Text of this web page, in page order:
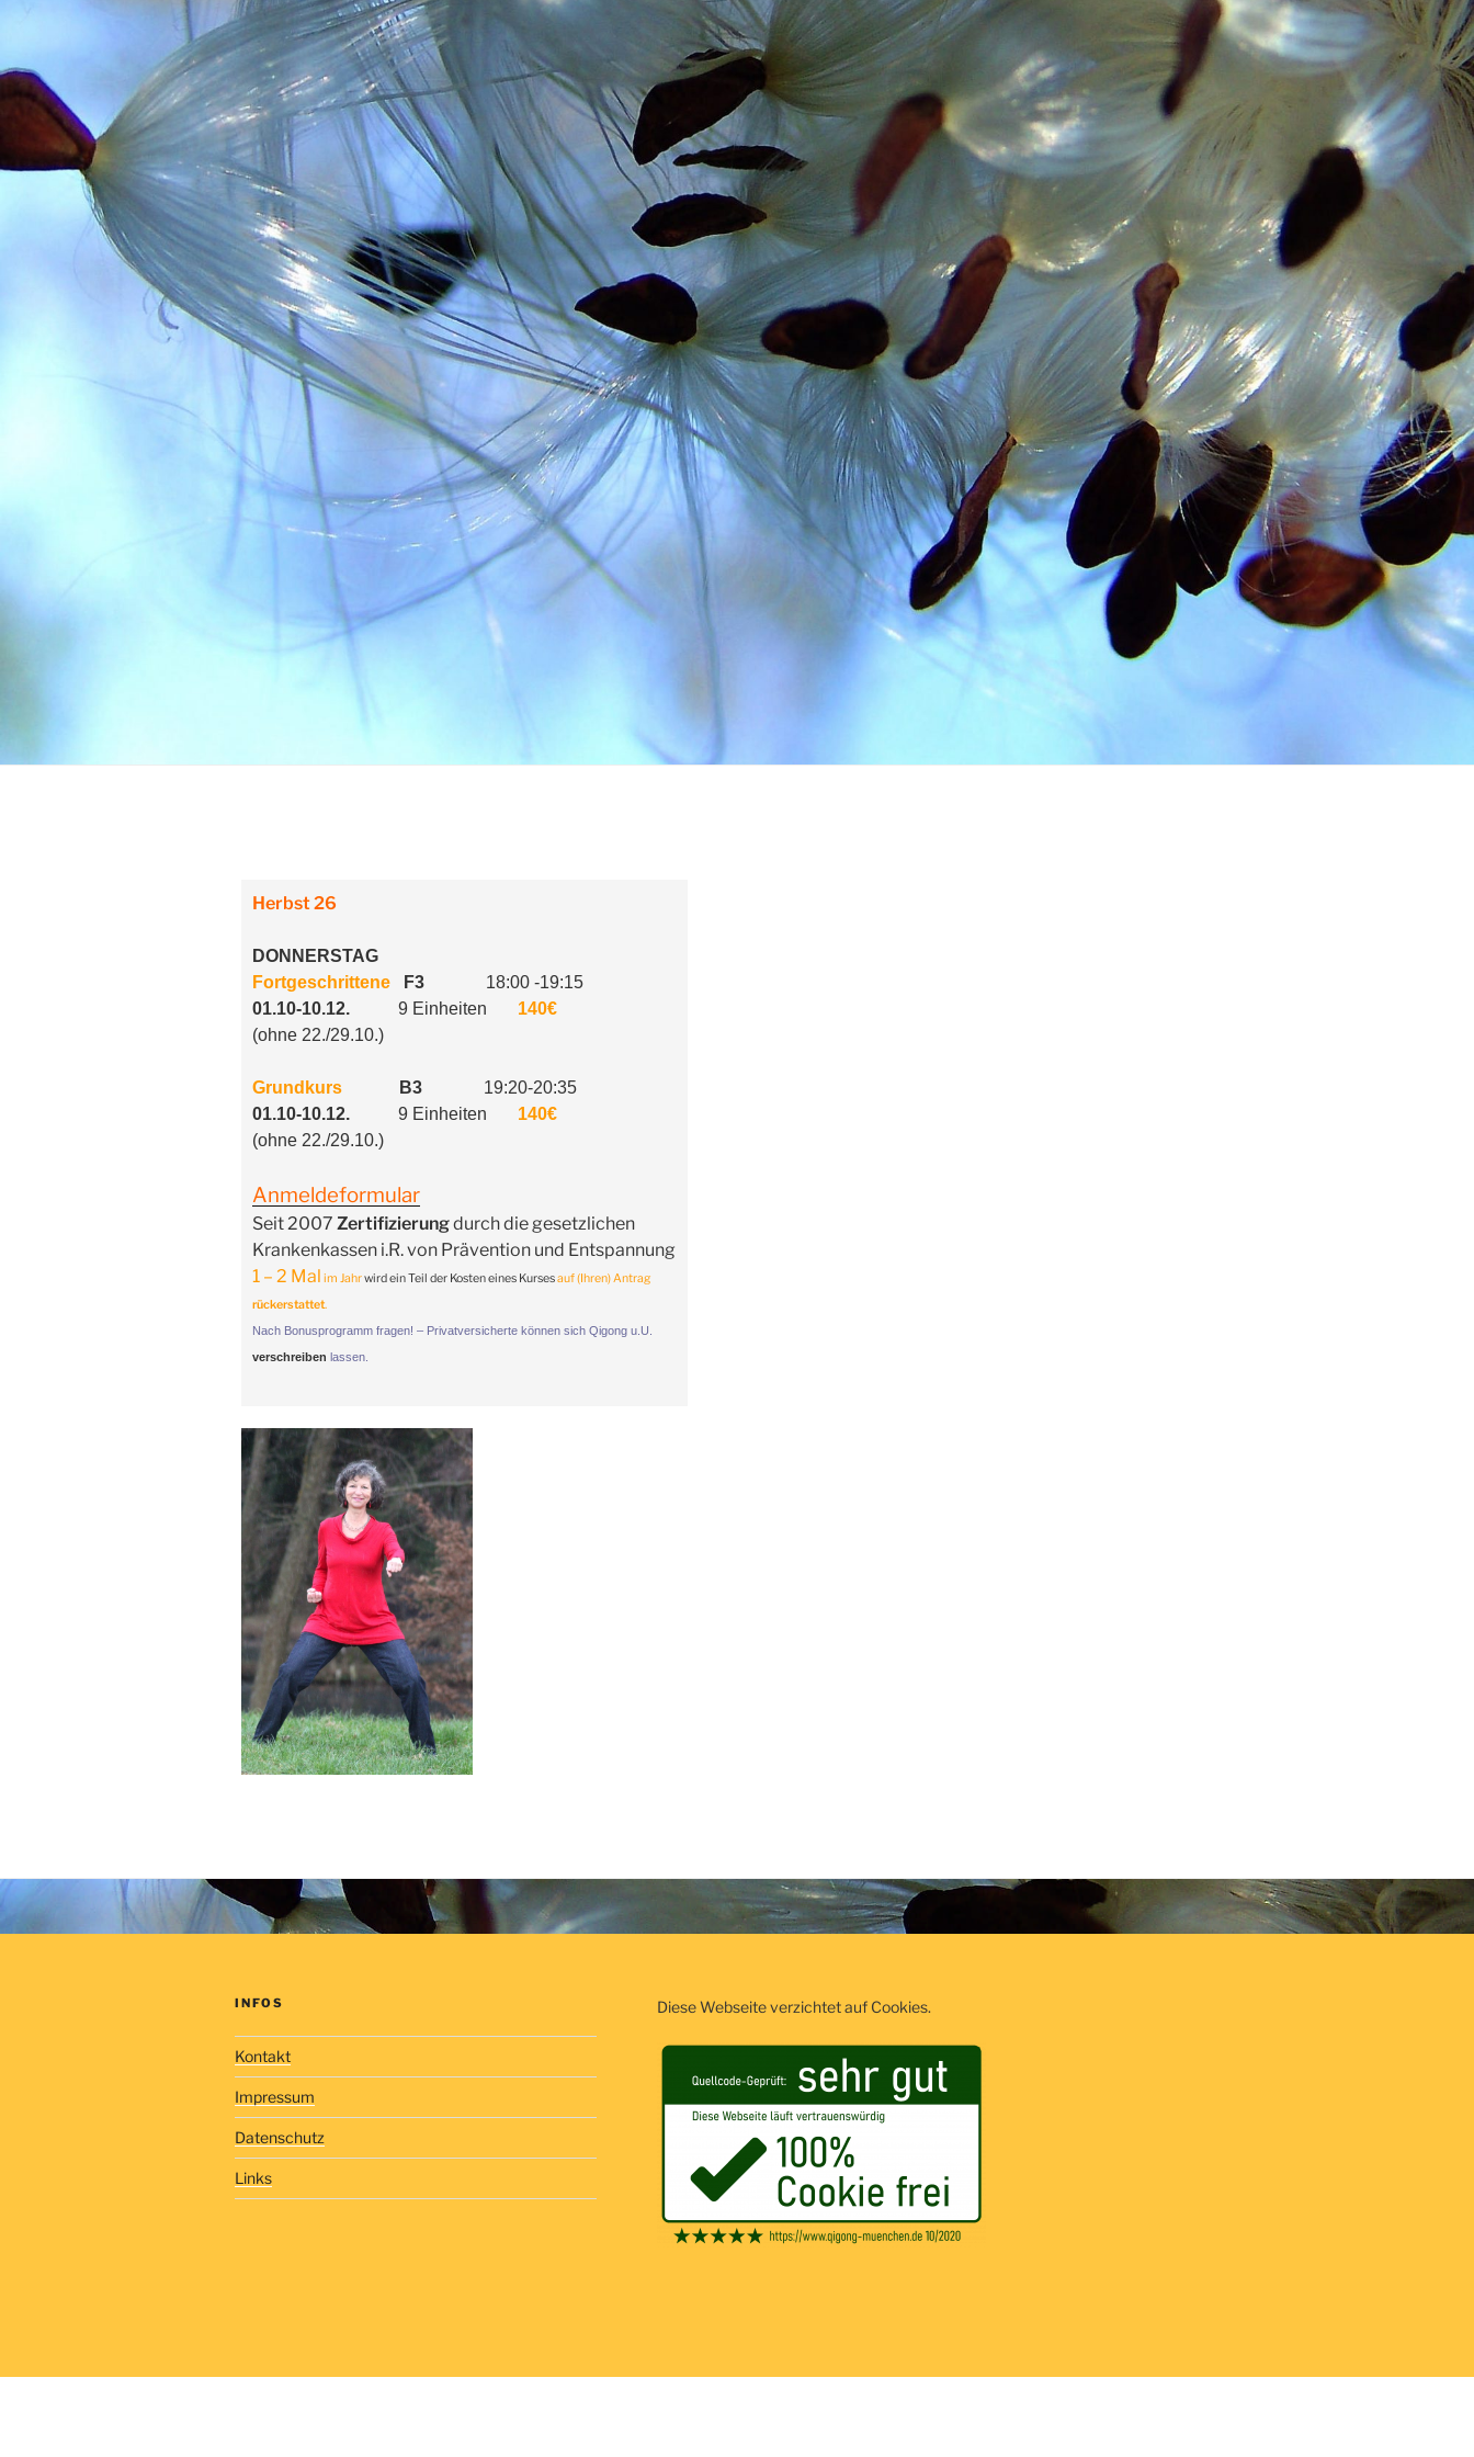
Herbst 26
DONNERSTAG
Fortgeschrittene F3 18:00 -19:15
01.10-10.12.
9 Einheiten 140€
(ohne 22./29.10.)
Grundkurs B3 19:20-20:35
01.10-10.12.
9 Einheiten
140€
(ohne 22./29.10.)
Anmeldeformular
Seit 2007 Zertifizierungdurch die gesetzlichen
Krankenkassen i.R. von Prävention und Entspannung
1 – 2 Mal im Jahrwird ein Teil der Kosten eines Kursesauf (Ihren) Antrag
rückerstattet.
Nach Bonusprogramm fragen! – Privatversicherte können sich Qigong u.U.
verschreiben lassen.
INFOS
Kontakt
Impressum
Datenschutz
Links
Diese Webseite verzichtet auf Cookies.